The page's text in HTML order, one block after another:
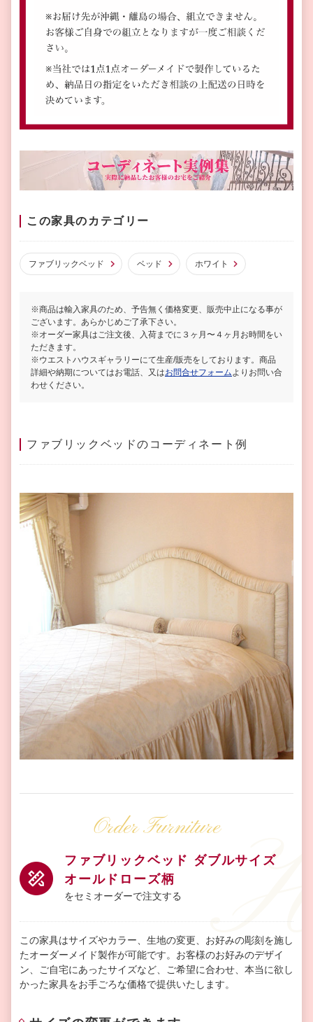
この家具のカテゴリー
ファブリックベッド ベッド ホワイト
※商品は輸入家具のため、予告無く価格変更、販売中止になる事が
ございます。あらかじめご了承下さい。
※オーダー家具はご注文後、入荷までに３ヶ月〜４ヶ月お時間をい
ただきます。
※ウエストハウスギャラリーにて生産/販売をしております。商品
詳細や納期についてはお電話、又はお問合せフォーム よりお問い合
わせください。
ファブリックベッドのコーディネート例
Order Furniture
ファブリックベッド ダブルサイズ
オールドローズ柄
をセミオーダーで注文する
この家具はサイズやカラー、生地の変更、お好みの彫刻を施し
たオーダーメイド製作が可能です。お客様のお好みのデザイ
ン、ご自宅にあったサイズなど、ご希望に合わせ、本当に欲し
かった家具をお手ごろな価格で提供いたします。